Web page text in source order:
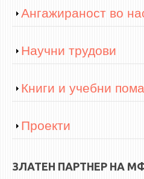
МЕЃУНАРОДНА РАЗМЕНА
ОГЛАСНА ТАБЛА
СООПШТЕНИЈА
БИБЛИОТЕКА
СТИПЕНДИИ/ПРАКСИ
Show
Ангажираност во
Show
Научни трудови
Show
Книги и учебни
Show
Проекти
ЗЛАТЕН ПАРТНЕР НА